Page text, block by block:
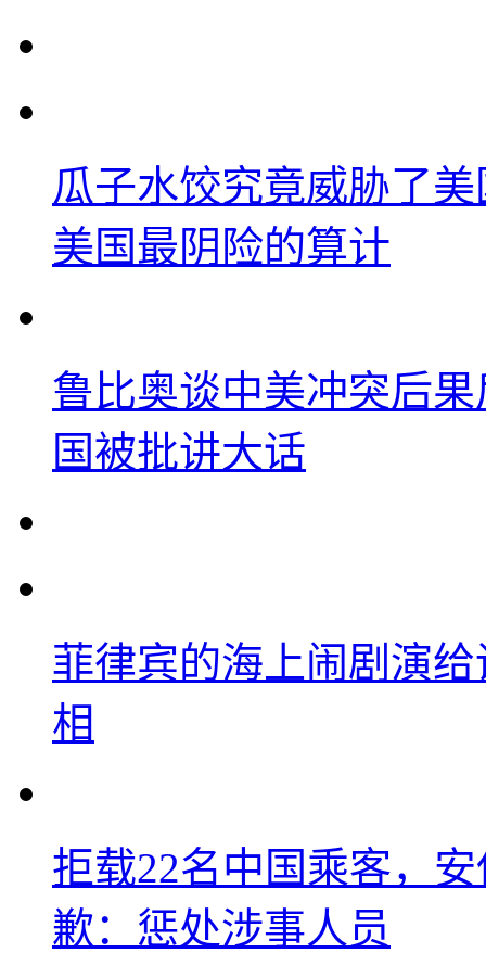
瓜子水饺究竟威胁了
美国最阴险的算计
鲁比奥谈中美冲突后
国被批讲大话
菲律宾的海上闹剧演
相
拒载22名中国乘客，
歉：惩处涉事人员